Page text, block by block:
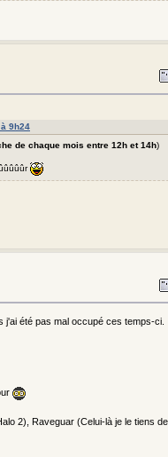
9h24
de chaque mois entre 12h et 14h)
été pas mal occupé ces temps-ci.
2), Raveguar (Celui-là je le tiens